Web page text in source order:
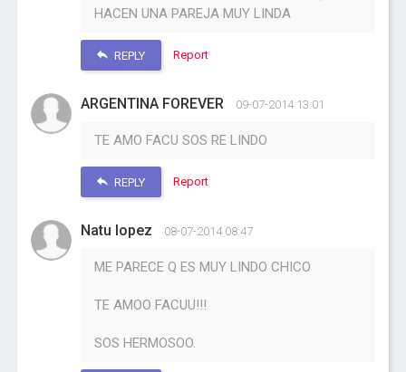
HACEN UNA PAREJA MUY LINDA
REPLY Report
ARGENTINA FOREVER 09-07-2014 13:01
TE AMO FACU SOS RE LINDO
REPLY Report
Natu lopez 08-07-2014 08:47
ME PARECE Q ES MUY LINDO CHICO
TE AMOO FACUU!!!
SOS HERMOSOO.